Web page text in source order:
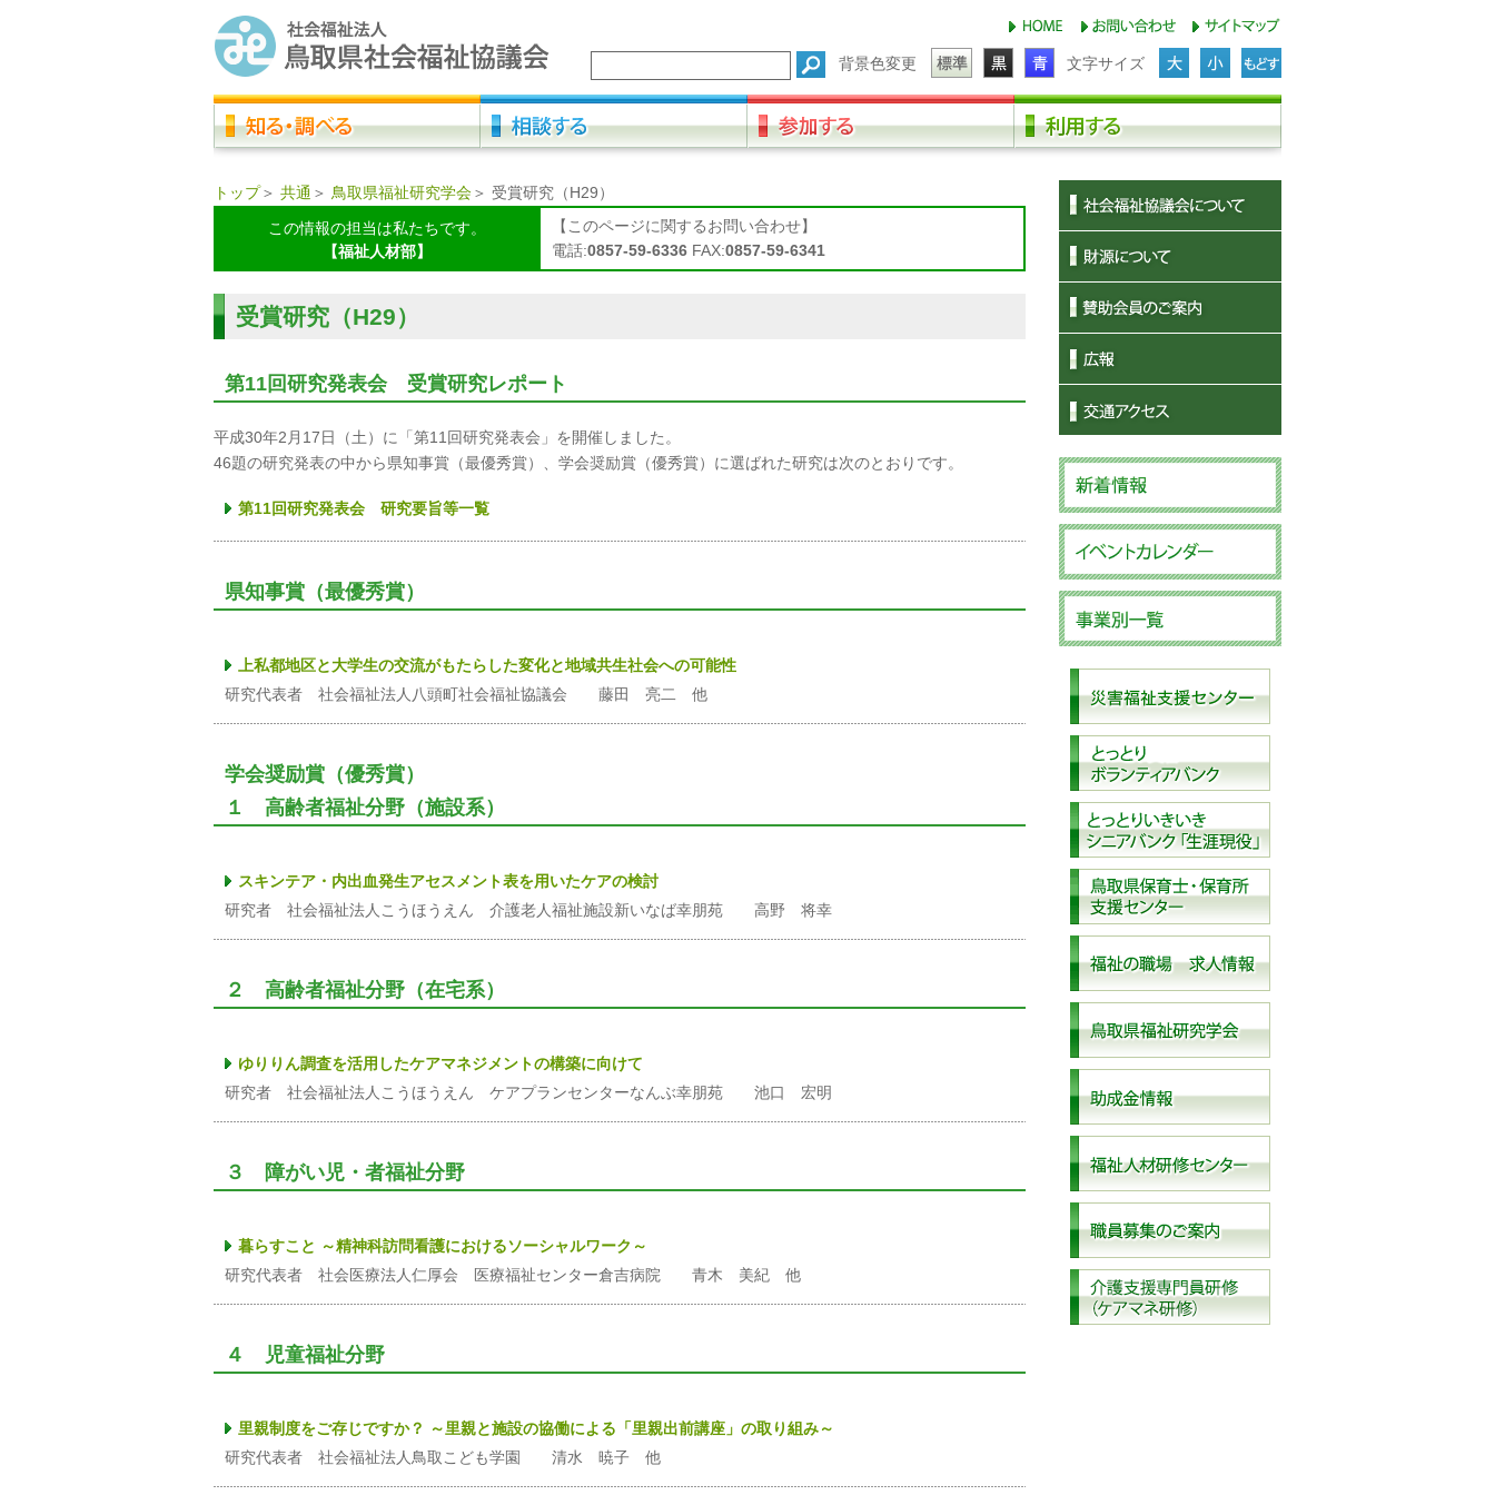
背景色変更 文字サイズ
トップ＞ 共通 ＞ 鳥取県福祉研究学会＞ 受賞研究（H29）
この情報の担当は私たちです。
【福祉人材部】
【このページに関するお問い合わせ】
電話:0857-59-6336 FAX:0857-59-6341
受賞研究（H29）
第11回研究発表会 受賞研究レポート
平成30年2月17日（土）に「第11回研究発表会」を開催しました。
46題の研究発表の中から県知事賞（最優秀賞）、学会奨励賞（優秀賞）に選ばれた研究は次のとおりです。
第11回研究発表会 研究要旨等一覧
県知事賞（最優秀賞）
上私都地区と大学生の交流がもたらした変化と地域共生社会への可能性
研究代表者 社会福祉法人八頭町社会福祉協議会 藤田 亮二 他
学会奨励賞（優秀賞）
１ 高齢者福祉分野（施設系）
スキンテア・内出血発生アセスメント表を用いたケアの検討
研究者 社会福祉法人こうほうえん 介護老人福祉施設新いなば幸朋苑 高野 将幸
２ 高齢者福祉分野（在宅系）
ゆりりん調査を活用したケアマネジメントの構築に向けて
研究者 社会福祉法人こうほうえん ケアプランセンターなんぶ幸朋苑 池口 宏明
３ 障がい児・者福祉分野
暮らすこと ～精神科訪問看護におけるソーシャルワーク～
研究代表者 社会医療法人仁厚会 医療福祉センター倉吉病院 青木 美紀 他
４ 児童福祉分野
里親制度をご存じですか？ ～里親と施設の協働による「里親出前講座」の取り組み～
研究代表者 社会福祉法人鳥取こども学園 清水 暁子 他